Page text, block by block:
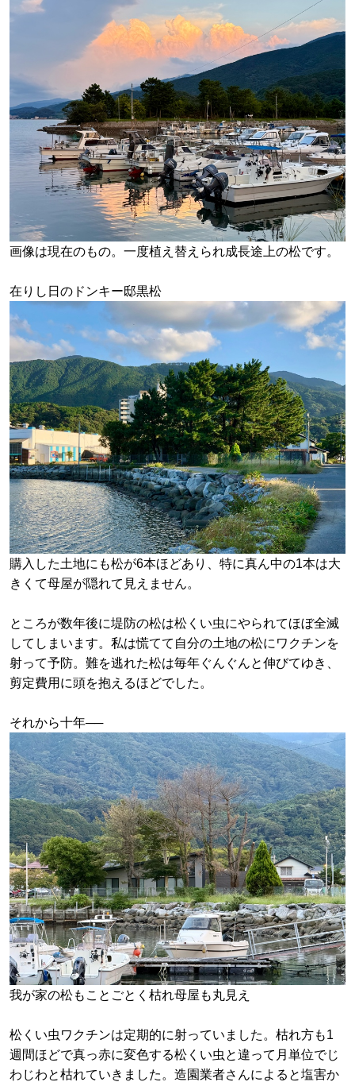
画像は現在のもの。一度植え替えられ成長途上の松です。
在りし日のドンキー邸黒松
購入した土地にも松が6本ほどあり、特に真ん中の1本は大
きくて母屋が隠れて見えません。
ところが数年後に堤防の松は松くい虫にやられてほぼ全滅
してしまいます。私は慌てて自分の土地の松にワクチンを
射って予防。難を逃れた松は毎年ぐんぐんと伸びてゆき、
剪定費用に頭を抱えるほどでした。
それから十年──
我が家の松もことごとく枯れ母屋も丸見え
松くい虫ワクチンは定期的に射っていました。枯れ方も1
週間ほどで真っ赤に変色する松くい虫と違って月単位でじ
わじわと枯れていきました。造園業者さんによると塩害か